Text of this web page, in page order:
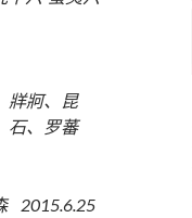
牂牁、昆
石、罗蕃
2015.6.25